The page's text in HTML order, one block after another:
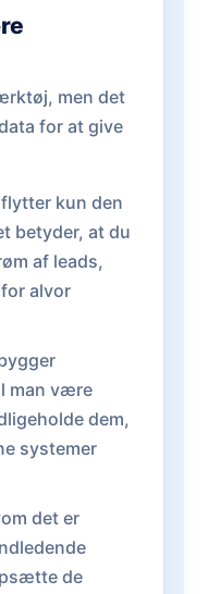
men det
for at give
kun den
betyder, at du
af leads,
alvor
man være
dem,
systemer
det er
de